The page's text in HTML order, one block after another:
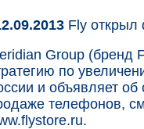
Fly открыл
Group (бренд
по
и объявляет об
телефонов,